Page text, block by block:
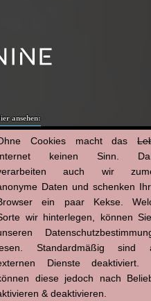
ansehen:
Kino
Scheibe
Powered by
Cookies macht das
keinen Sinn.
auch wir
Daten und schenken
ein paar Kekse.
wir hinterlegen, können
Standardmäßig sind
Dienste deaktiviert.
diese jedoch nach
& deaktivieren.